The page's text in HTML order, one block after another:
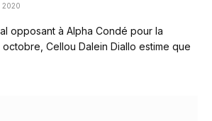
2020
opposant à Alpha Condé pour la
Cellou Dalein Diallo estime que